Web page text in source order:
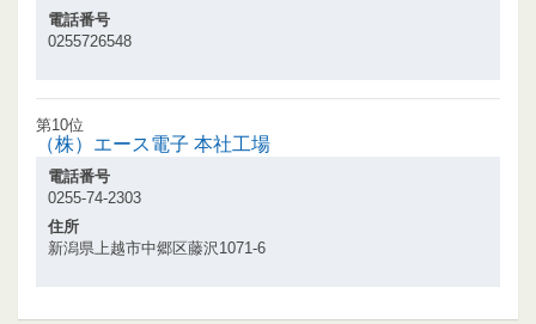
電話番号
0255726548
第10位
（株）エース電子 本社工場
電話番号
0255-74-2303
住所
新潟県上越市中郷区藤沢1071-6